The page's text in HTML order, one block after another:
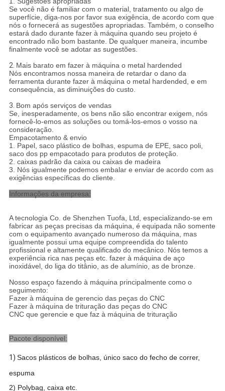
Se você não é familiar com o material, tratamento ou algo de
superfície, diga-nos por favor sua exigência, de acordo com que
nós o fornecerá as sugestões apropriadas. Também, o conselho
estará dado durante fazer à máquina quando seu projeto é
encontrado não bom bastante. De qualquer maneira, incumbe
finalmente você se adotar as sugestões.
2. Mais barato em fazer à máquina o metal hardended
Nós encontramos nossa maneira de retardar o dano da
ferramenta durante fazer à máquina o metal hardended, e em
consequência, as diminuições do custo.
3. Bom após serviços de vendas
Se, inesperadamente, os bens não são encontrar exigem, nós
fornecê-lo-emos as soluções ou tomá-los-emos o vosso na
consideração.
Empacotamento & envio
1. Papel, saco plástico de bolhas, espuma de EPE, saco poli,
saco dos pp empacotado para produtos de proteção.
2. caixas padrão da caixa ou caixas de madeira
3. Nós igualmente podemos embalar e enviar de acordo com as
exigências específicas do cliente.
Informações da empresa:
A tecnologia Co. de Shenzhen Tuofa, Ltd, especializando-se em
fabricar as peças precisas da máquina, é equipada não somente
com o equipamento avançado numeroso da máquina, mas
igualmente possui uma equipe compreendida do talento
profissional e altamente qualificado do mecânico. Nós temos a
experiência rica nas peças etc. fazer à máquina de aço
inoxidável, do liga do titânio, as de alumínio, as de bronze.
Nosso espaço fazendo à máquina principalmente como o
seguimento:
Fazer à máquina de gerencio das peças do CNC
Fazer à máquina de trituração das peças do CNC
CNC que gerencie e que faz à máquina de trituração
Pacote disponível:
1) Sacos plásticos de bolhas, único saco do fecho de correr,
espuma
2) Polybag, caixa etc.